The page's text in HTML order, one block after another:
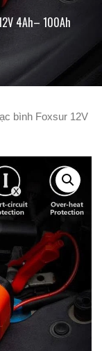
4Ah– 100Ah
bình Foxsur 12V